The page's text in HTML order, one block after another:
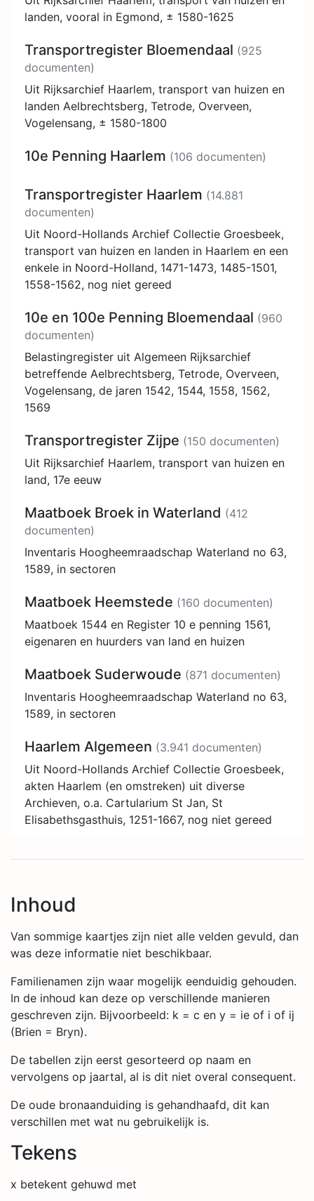
landen, vooral in Egmond, ± 1580-1625
Transportregister Bloemendaal (925
documenten)
Uit Rijksarchief Haarlem, transport van huizen en
landen Aelbrechtsberg, Tetrode, Overveen,
Vogelensang, ± 1580-1800
10e Penning Haarlem (106 documenten)
Transportregister Haarlem (14.881
documenten)
Uit Noord-Hollands Archief Collectie Groesbeek,
transport van huizen en landen in Haarlem en een
enkele in Noord-Holland, 1471-1473, 1485-1501,
1558-1562, nog niet gereed
10e en 100e Penning Bloemendaal (960
documenten)
Belastingregister uit Algemeen Rijksarchief
betreffende Aelbrechtsberg, Tetrode, Overveen,
Vogelensang, de jaren 1542, 1544, 1558, 1562,
1569
Transportregister Zijpe (150 documenten)
Uit Rijksarchief Haarlem, transport van huizen en
land, 17e eeuw
Maatboek Broek in Waterland (412
documenten)
Inventaris Hoogheemraadschap Waterland no 63,
1589, in sectoren
Maatboek Heemstede (160 documenten)
Maatboek 1544 en Register 10 e penning 1561,
eigenaren en huurders van land en huizen
Maatboek Suderwoude (871 documenten)
Inventaris Hoogheemraadschap Waterland no 63,
1589, in sectoren
Haarlem Algemeen (3.941 documenten)
Uit Noord-Hollands Archief Collectie Groesbeek,
akten Haarlem (en omstreken) uit diverse
Archieven, o.a. Cartularium St Jan, St
Elisabethsgasthuis, 1251-1667, nog niet gereed
Inhoud
Van sommige kaartjes zijn niet alle velden gevuld, dan
was deze informatie niet beschikbaar.
Familienamen zijn waar mogelijk eenduidig gehouden.
In de inhoud kan deze op verschillende manieren
geschreven zijn. Bijvoorbeeld: k = c en y = ie of i of ij
(Brien = Bryn).
De tabellen zijn eerst gesorteerd op naam en
vervolgens op jaartal, al is dit niet overal consequent.
De oude bronaanduiding is gehandhaafd, dit kan
verschillen met wat nu gebruikelijk is.
Tekens
x betekent gehuwd met